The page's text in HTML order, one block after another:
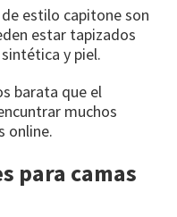
estilo capitone son
estar tapizados
y piel.
barata que el
muchos
online.
para camas